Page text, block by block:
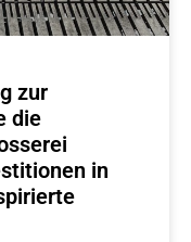
zur
die
in